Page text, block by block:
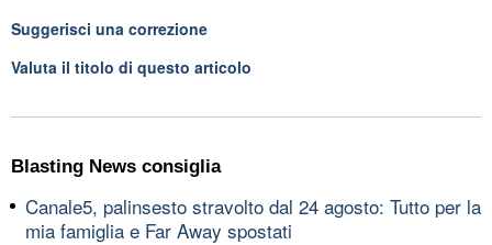
Suggerisci una correzione
Valuta il titolo di questo articolo
Blasting News consiglia
Canale5, palinsesto stravolto dal 24 agosto: Tutto per la
mia famiglia e Far Away spostati